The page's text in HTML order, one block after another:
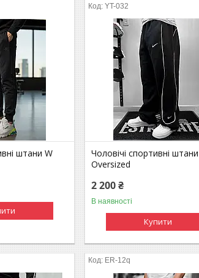
штани W
YT-032
Чоловічі спортивні штани
Oversized
2 200 ₴
В наявності
Купити
ER-12q